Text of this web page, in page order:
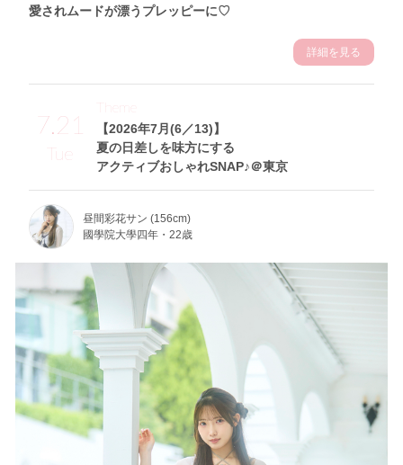
愛されムードが漂うプレッピーに♡
詳細を見る
7.21
Tue
【2026年7月(6／13)】
夏の日差しを味方にする
アクティブおしゃれSNAP♪＠東京
Theme
昼間彩花サン (156cm)
國學院大學四年・22歳